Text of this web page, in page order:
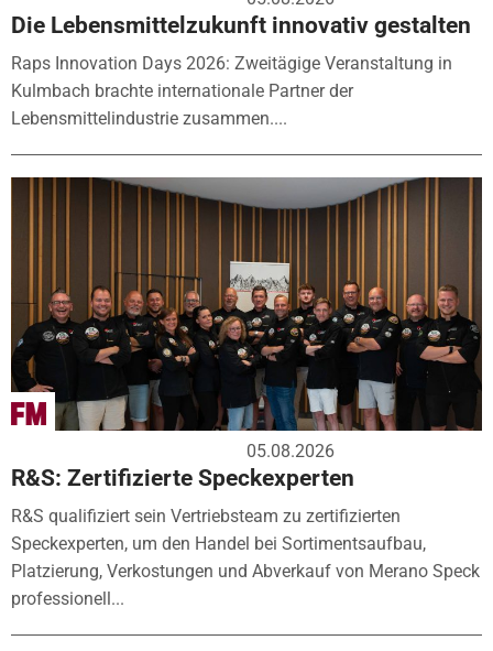
Die Lebensmittelzukunft innovativ gestalten
Raps Innovation Days 2026: Zweitägige Veranstaltung in
Kulmbach brachte internationale Partner der
Lebensmittelindustrie zusammen....
05.08.2026
R&S: Zertifizierte Speckexperten
R&S qualifiziert sein Vertriebsteam zu zertifizierten
Speckexperten, um den Handel bei Sortimentsaufbau,
Platzierung, Verkostungen und Abverkauf von Merano Speck
professionell...